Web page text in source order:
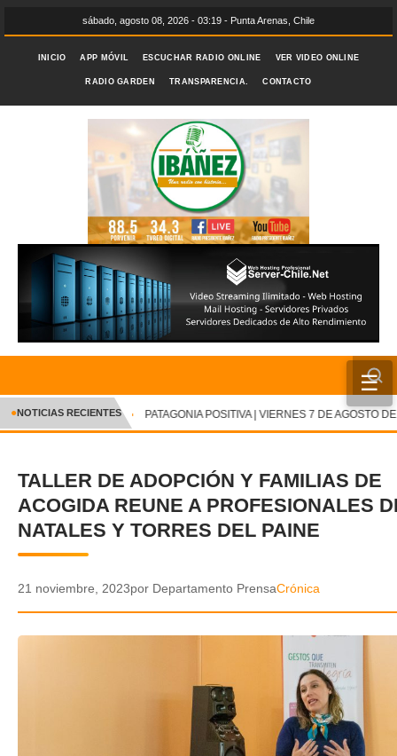
sábado, agosto 08, 2026 - 03:19 - Punta Arenas, Chile
INICIO APP MÓVIL ESCUCHAR RADIO ONLINE VER VIDEO ONLINE
RADIO GARDEN TRANSPARENCIA. CONTACTO
☰
INICIO
CRÓNICA
DEPORTES
ENTRETENIMIENTO Y CULTURA
✕
●NOTICIAS RECIENTES PATAGONIA POSITIVA | VIERNES 7 DE AGOSTO DE
TALLER DE ADOPCIÓN Y FAMILIAS DE
ACOGIDA REUNE A PROFESIONALES
NATALES Y TORRES DEL PAINE
21 noviembre, 2023por Departamento PrensaCrónica